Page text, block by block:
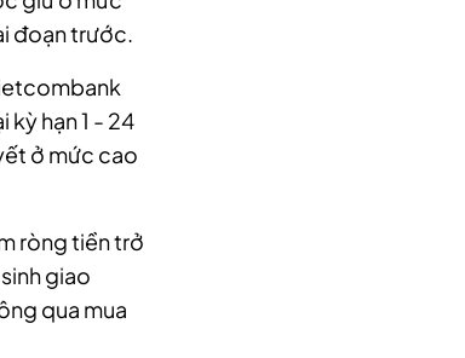
đoạn trước.
hạn 1 - 24
ở mức cao
ròng tiền trở
giao
qua mua